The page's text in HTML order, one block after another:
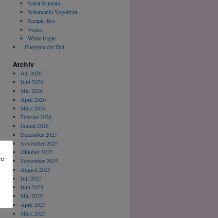
Sanat Kumara
Schamanin Vogelfrau
Serapis Bey
Venus
White Eagle
– Energien der Zeit
Archiv
Juli 2026
Juni 2026
Mai 2026
April 2026
März 2026
Februar 2026
Januar 2026
Dezember 2025
November 2025
Oktober 2025
September 2025
August 2025
Juli 2025
Juni 2025
Mai 2025
April 2025
März 2025